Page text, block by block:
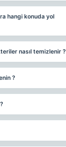
hangi konuda yol
nasıl temizlenir ?
?